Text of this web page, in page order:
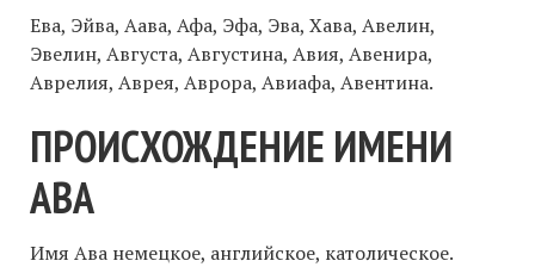
Ева, Эйва, Аава, Афа, Эфа, Эва, Хава, Авелин,
Эвелин, Августа, Августина, Авия, Авенира,
Аврелия, Аврея, Аврора, Авиафа, Авентина.
ПРОИСХОЖДЕНИЕ ИМЕНИ
АВА
Имя Ава немецкое, английское, католическое.